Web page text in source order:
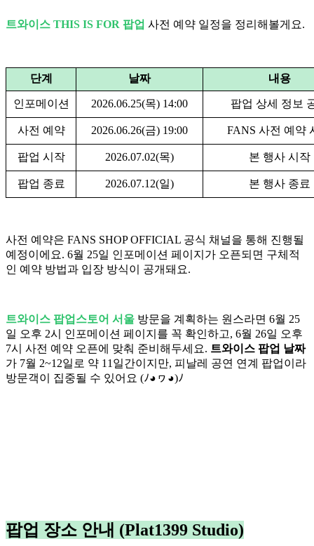
트와이스 THIS IS FOR 팝업 사전 예약 일정을 정리해볼게요.
단계 날짜 내용
인포메이션 2026.06.25(목) 14:00 팝업 상세 정보
사전 예약 2026.06.26(금) 19:00 FANS 사전 예약
팝업 시작 2026.07.02(목) 본 행사 시작
팝업 종료 2026.07.12(일) 본 행사 종료
사전 예약은 FANS SHOP OFFICIAL 공식 채널을 통해 진행될
예정이에요. 6월 25일 인포메이션 페이지가 오픈되면 구체적
인 예약 방법과 입장 방식이 공개돼요.
트와이스 팝업스토어 서울 방문을 계획하는 원스라면 6월 25
일 오후 2시 인포메이션 페이지를 꼭 확인하고, 6월 26일 오후
7시 사전 예약 오픈에 맞춰 준비해두세요. 트와이스 팝업 날짜
가 7월 2~12일로 약 11일간이지만, 피날레 공연 연계 팝업이라
방문객이 집중될 수 있어요 (ﾉ◕ヮ◕)ﾉ
팝업 장소 안내 (Plat1399 Studio)